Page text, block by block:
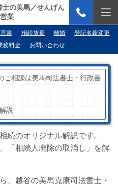
の美馬／せんげん
業
書 相続放棄 離婚
登記名義変更
務料金 お問い合わせ
ご相談は美馬司法書士・行政書
説
続のオリジナル解説です。
「相続人廃除の取消し」を解
、越谷の美馬克康司法書士・